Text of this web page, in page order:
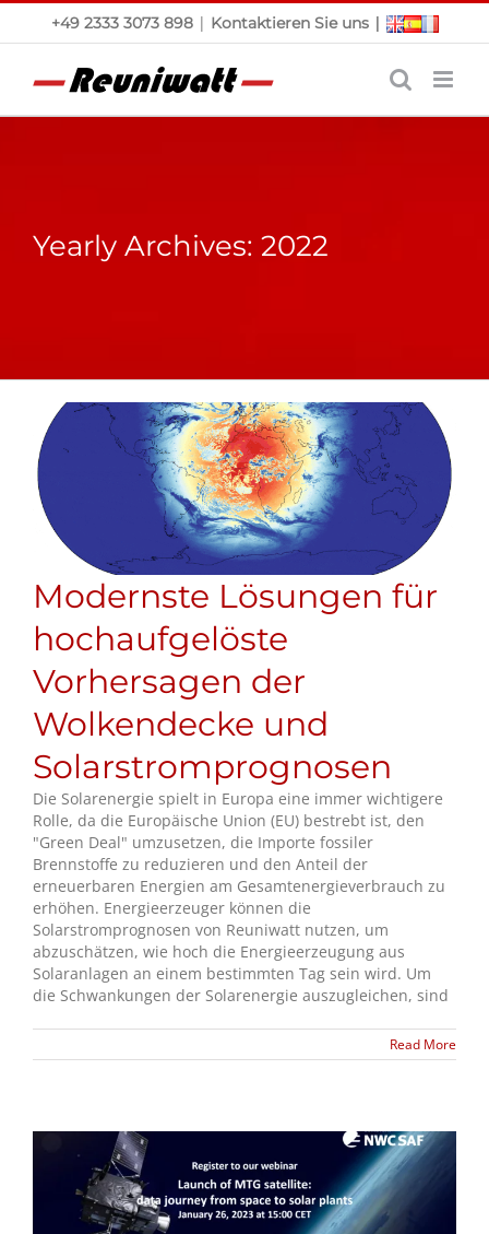
Skip
+49 2333 3073 898 | Kontaktieren Sie uns|
Yearly Archives: 2022
Modernste Lösungen für
hochaufgelöste
Vorhersagen der
Wolkendecke und
Solarstromprognosen
Die Solarenergie spielt in Europa eine immer wichtigere
Rolle, da die Europäische Union (EU) bestrebt ist, den
"Green Deal" umzusetzen, die Importe fossiler
Brennstoffe zu reduzieren und den Anteil der
erneuerbaren Energien am Gesamtenergieverbrauch zu
erhöhen. Energieerzeuger können die
Solarstromprognosen von Reuniwatt nutzen, um
abzuschätzen, wie hoch die Energieerzeugung aus
Solaranlagen an einem bestimmten Tag sein wird. Um
die Schwankungen der Solarenergie auszugleichen, sind
Read More